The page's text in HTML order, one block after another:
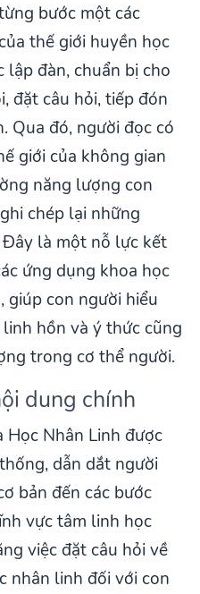
bước một các
thế giới huyền học
đàn, chuẩn bị cho
đặt câu hỏi, tiếp đón
Qua đó, người đọc có
giới của không gian
năng lượng con
chép lại những
là một nỗ lực kết
ứng dụng khoa học
giúp con người hiểu
hồn và ý thức cũng
trong cơ thể người.
dung chính
Học Nhân Linh được
dẫn dắt người
bản đến các bước
vực tâm linh học
việc đặt câu hỏi về
nhân linh đối với con